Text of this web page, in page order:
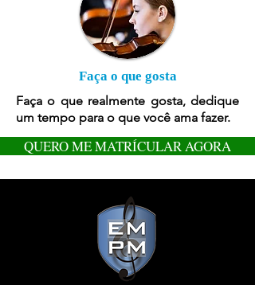
Faça o que gosta
Faça o que realmente gosta, dedique
um tempo para o que você ama fazer.
QUERO ME MATRÍCULAR AGORA